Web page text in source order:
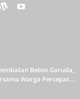
Beton Garuda,
Warga Percepat...